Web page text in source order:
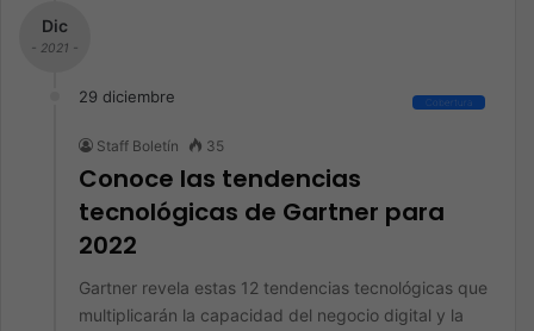
Dic
- 2021 -
29 diciembre Cobertura
Staff Boletín 35
Conoce las tendencias
tecnológicas de Gartner para
2022
Gartner revela estas 12 tendencias tecnológicas que
multiplicarán la capacidad del negocio digital y la